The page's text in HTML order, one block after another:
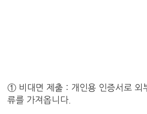
① 비대면 제출 : 개인용 인증서로 외
류를 가져옵니다.